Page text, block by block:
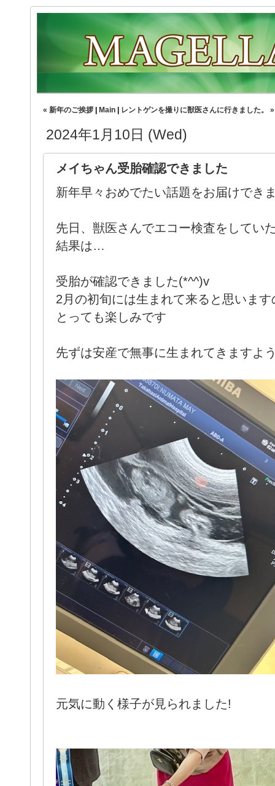
« 新年のご挨拶 Main レントゲンを撮りに獣医さんに行きました。 »
2024年1月10日 (Wed)
メイちゃん受胎確認できました
新年早々おめでたい話題をお届けでき
先日、獣医さんでエコー検査をしてい
結果は…
受胎が確認できました(*^^)v
2月の初旬には生まれて来ると思います
とっても楽しみです
先ずは安産で無事に生まれてきますよ
元気に動く様子が見られました!